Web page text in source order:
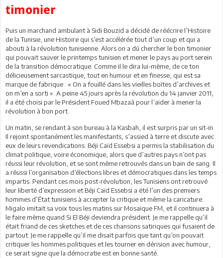
timonier
Puis un marchand ambulant à Sidi Bouzid a décidé de réécrire l’Histoire
de la Tunisie, une Histoire qui s’est accélérée tout d’un coup et qui a
abouti à la révolution tunisienne. Alors on a dû chercher le bon timonier
qui pouvait sauver le printemps tunisien et mener le pays au port serein
de la transition démocratique. Comme il le dira lui-même, de ce ton
délicieusement sarcastique, tout en humour et en finesse, qui est sa
marque de fabrique : « On a fouillé dans les vieilles boîtes d’archives et
on m’en a sorti ». A peine 45 jours après la révolution du 14 janvier 2011,
il a été choisi par le Président Foued Mbazaâ pour l’aider à mener la
révolution à bon port.
Un matin, se rendant à son bureau à la Kasbah, il est surpris par un sit-in.
Il rejoint spontanément les manifestants, s’assied à terre et discute avec
eux de leurs revendications. Béji Caïd Essebsi a permis la stabilisation du
climat politique, voire économique, alors que d’autres pays n’ont pas
réussi leur révolution, et se sont même retrouvés dans un bain de sang. Il
a réussi l’organisation d’élections libres et démocratiques dans les temps
impartis. Pendant ces mois post-révolution, les Tunisiens ont retrouvé
leur liberté d’expression et Béji Caïd Essebsi a été l’un des premiers
hommes d’État tunisiens à accepter la critique et même la caricature.
Migalo imitait sa voix tous les matins sur Mosaïque FM, et il continuera à
le faire même quand Si El Béji deviendra président. Je me rappelle qu’il
était friand de ces sketches et de ces chansons satiriques qui fusaient de
partout. Je me rappelle qu’il me disait parfois que tant qu’on pouvait
critiquer les hommes politiques et les tourner en dérision avec humour,
ce serait signe que la démocratie est en bonne santé.